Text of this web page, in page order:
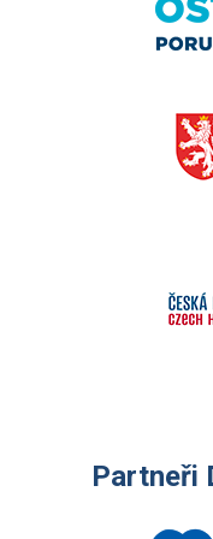
Partneři